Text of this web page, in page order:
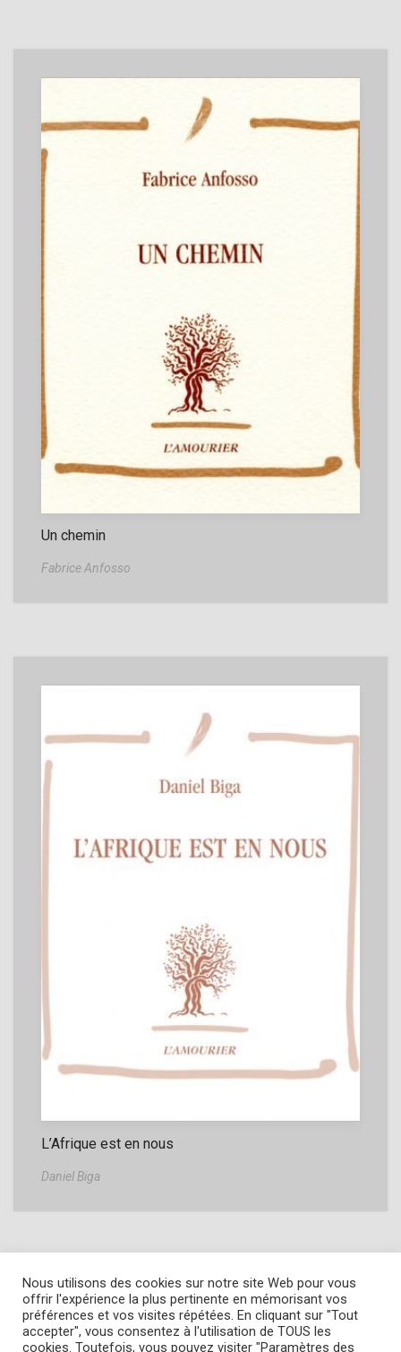
Un chemin
Fabrice Anfosso
L’Afrique est en nous
Daniel Biga
Copyright © 2022L' Amourier éditions
Nous utilisons des cookies sur notre site Web pour vous
offrir l'expérience la plus pertinente en mémorisant vos
préférences et vos visites répétées. En cliquant sur "Tout
accepter", vous consentez à l'utilisation de TOUS les
cookies. Toutefois, vous pouvez visiter "Paramètres des